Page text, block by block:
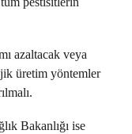
azaltacak veya
üretim yöntemler
Bakanlığı ise